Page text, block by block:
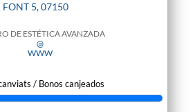
FONT 5, 07150
DE ESTÉTICA AVANZADA
@
WWW
/ Bonos canjeados